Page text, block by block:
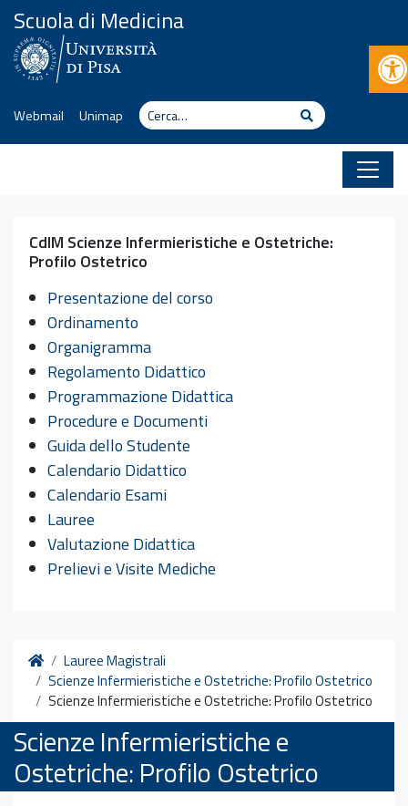
Vai al contenuto
Scuola di Medicina
Webmail Unimap Cerca Cerca
HomeLauree Magistrali
Scienze Infermieristiche e Ostetriche: Profilo Ostetrico
Scienze Infermieristiche e Ostetriche: Profilo Ostetrico
Scienze Infermieristiche e
Ostetriche: Profilo Ostetrico
CdlM Scienze Infermieristiche e Ostetriche:
Profilo Ostetrico
Presentazione del corso
Ordinamento
Organigramma
Regolamento Didattico
Programmazione Didattica
Procedure e Documenti
Guida dello Studente
Calendario Didattico
Calendario Esami
Lauree
Valutazione Didattica
Prelievi e Visite Mediche